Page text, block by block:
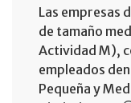
Las empresas
de tamaño
Actividad M),
empleados
Pequeña y